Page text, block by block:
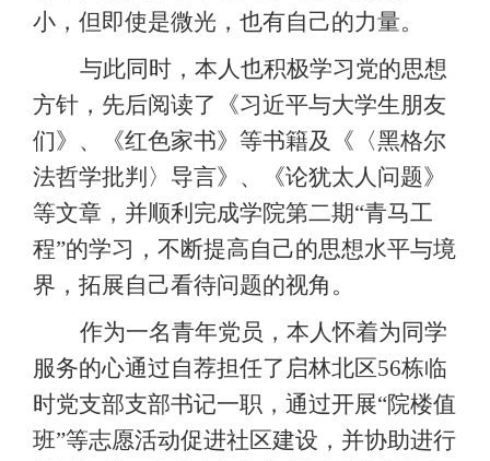
小，但即使是微光，也有自己的力量。
与此同时，本人也积极学习党的思想
方针，先后阅读了《习近平与大学生朋友
们》、《红色家书》等书籍及《〈黑格尔
法哲学批判〉导言》、《论犹太人问题》
等文章，并顺利完成学院第二期“青马工
程”的学习，不断提高自己的思想水平与境
界，拓展自己看待问题的视角。
作为一名青年党员，本人怀着为同学
服务的心通过自荐担任了启林北区56栋临
时党支部支部书记一职，通过开展“院楼值
班”等志愿活动促进社区建设，并协助进行